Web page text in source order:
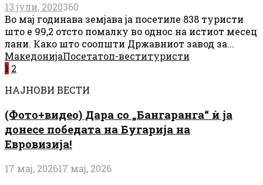
13 јули, 2020360
Во мај годинава земјава ја посетиле 838 туристи
што е 99,2 отсто помалку во однос на истиот месец
лани. Како што соопшти Државниот завод за...
МакедонијаПосетатоп-веституристи
Posts
pagination
1 2
НАЈНОВИ ВЕСТИ
(Фото+видео) Дара со „Бангаранга“ ѝ ја
донесе победата на Бугарија на
Евровизија!
17 мај, 202617 мај, 2026